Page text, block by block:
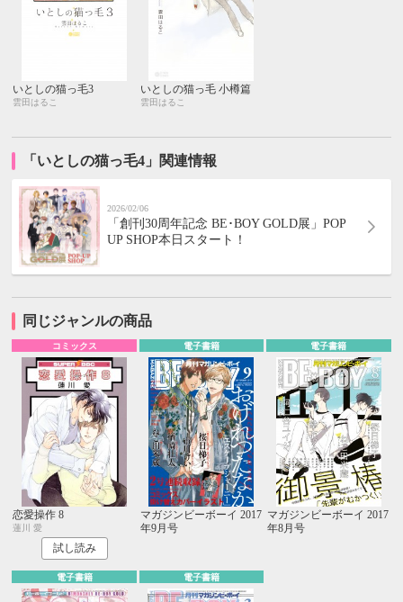
いとしの猫っ毛3
雲田はるこ
いとしの猫っ毛 小樽篇
雲田はるこ
「いとしの猫っ毛4」関連情報
2026/02/06
「創刊30周年記念 BE･BOY GOLD展」POP
UP SHOP本日スタート！
同じジャンルの商品
コミックス
恋愛操作 8
蓮川 愛
試し読み
電子書籍
マガジンビーボーイ 2017
年9月号
電子書籍
マガジンビーボーイ 2017
年8月号
電子書籍 電子書籍